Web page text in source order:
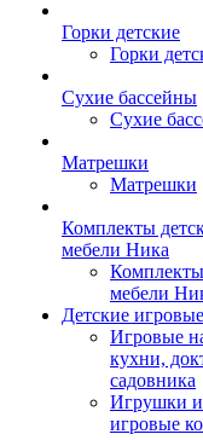
Горки детские
Горки
Сухие бассейны
Сухие
Матрешки
Матрешки
Комплекты
мебели Ника
мебели
Детские
Игровые
кухни,
садовника
Игрушки и
игровые